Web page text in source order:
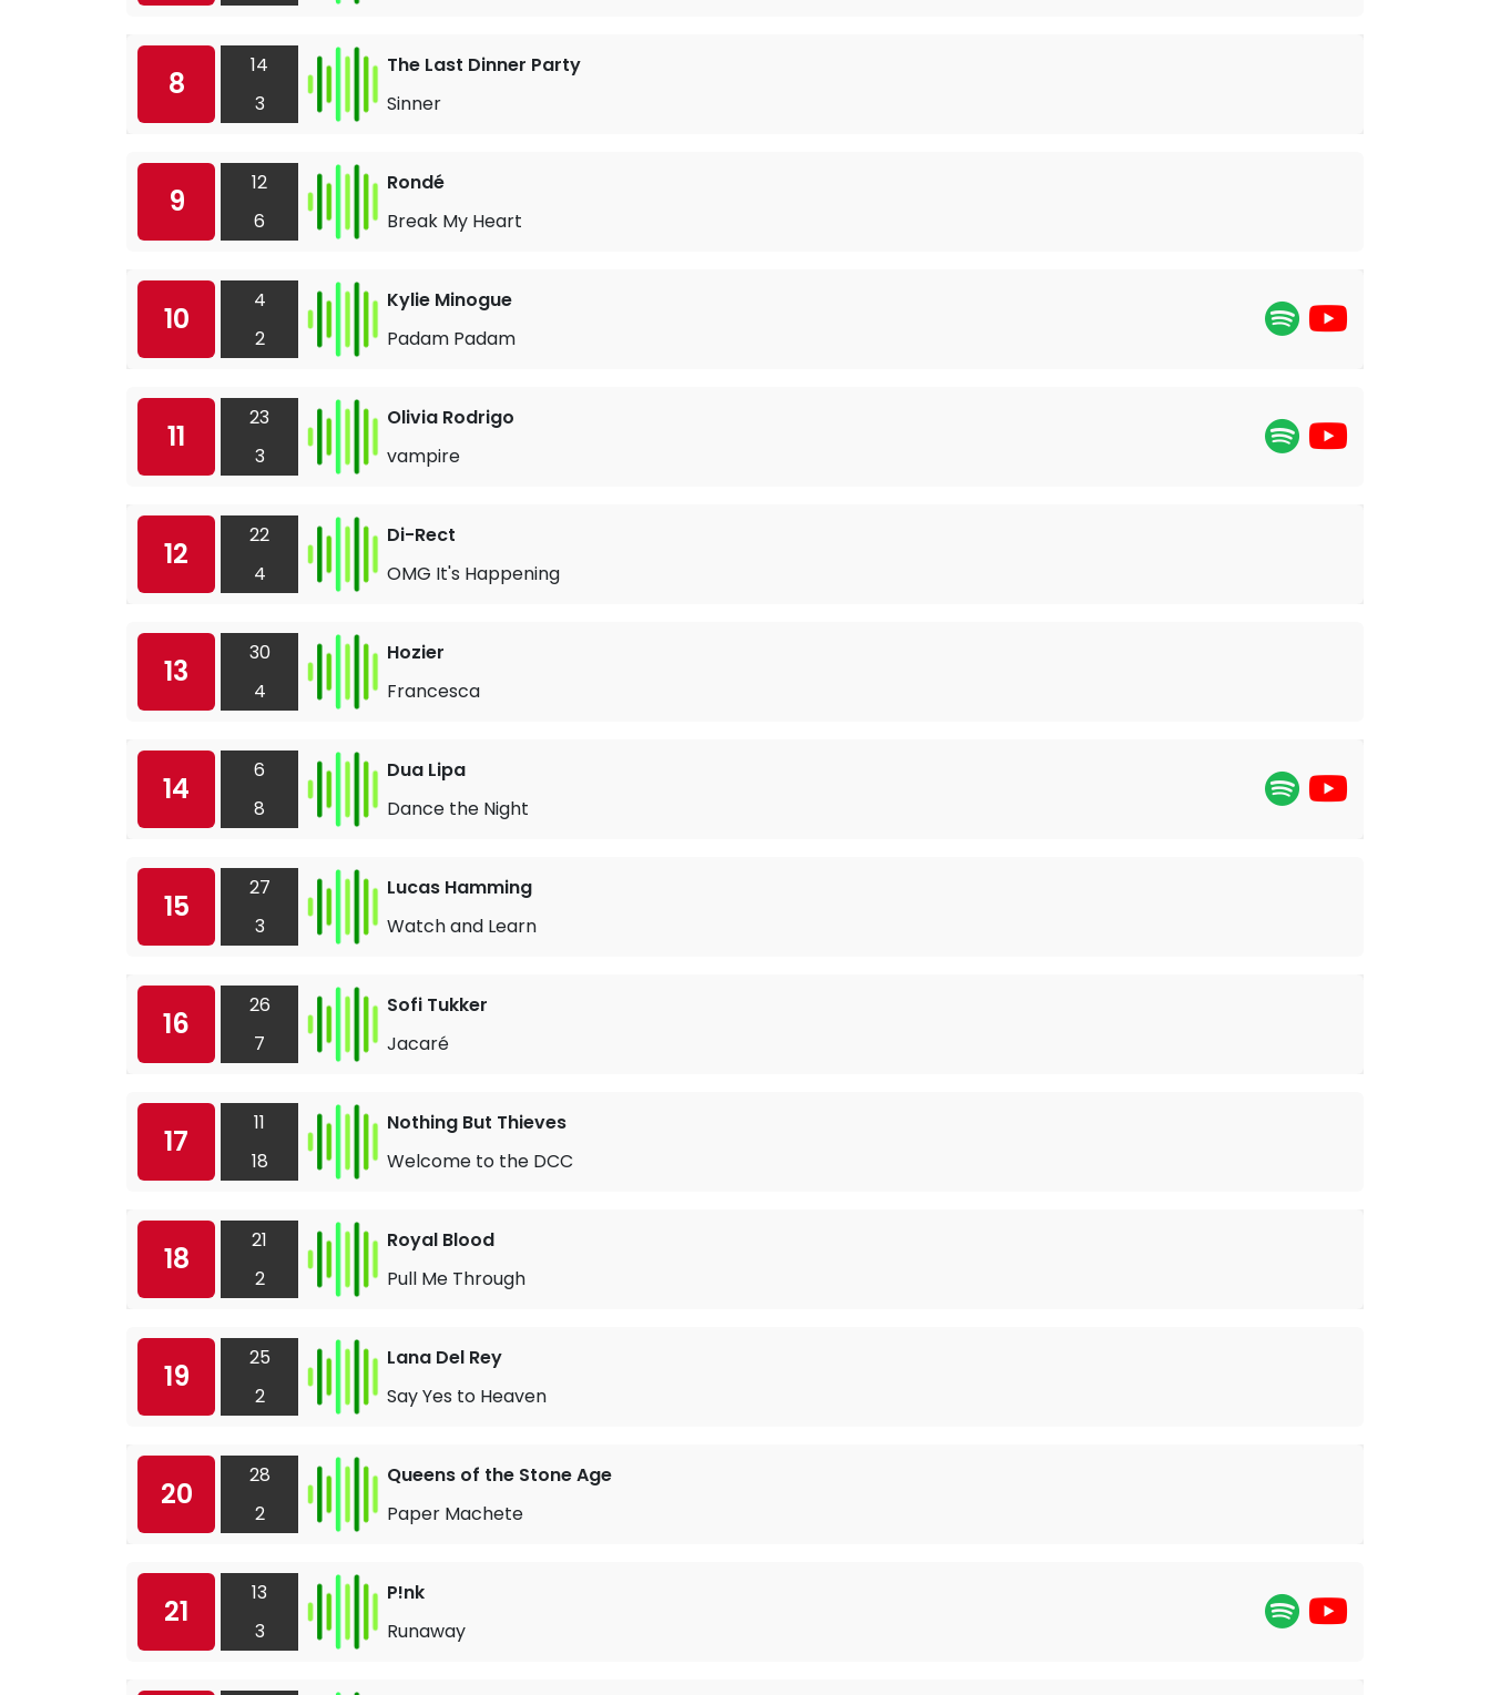
8
14
3
The Last Dinner Party
Sinner
9
12
6
Rondé
Break My Heart
10
4
2
Kylie Minogue
Padam Padam
11
23
3
Olivia Rodrigo
vampire
12
22
4
Di-Rect
OMG It's Happening
13
30
4
Hozier
Francesca
14
6
8
Dua Lipa
Dance the Night
15
27
3
Lucas Hamming
Watch and Learn
16
26
7
Sofi Tukker
Jacaré
17
11
18
Nothing But Thieves
Welcome to the DCC
18
21
2
Royal Blood
Pull Me Through
19
25
2
Lana Del Rey
Say Yes to Heaven
20
28
2
Queens of the Stone Age
Paper Machete
21
13
3
P!nk
Runaway